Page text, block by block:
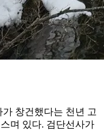
창건했다는 천년 고
며 있다. 검단선사가